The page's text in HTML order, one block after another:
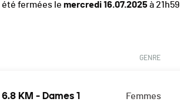
été fermées le mercredi 16.07.2025 à 21h59
GENRE
KM - Dames 1 Femmes